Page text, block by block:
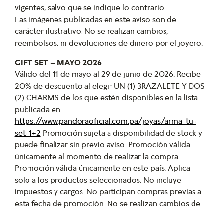
vigentes, salvo que se indique lo contrario.
Las imágenes publicadas en este aviso son de
carácter ilustrativo. No se realizan cambios,
reembolsos, ni devoluciones de dinero por el joyero.
GIFT SET – MAYO 2026
Válido del 11 de mayo al 29 de junio de 2026. Recibe
20% de descuento al elegir UN (1) BRAZALETE Y DOS
(2) CHARMS de los que estén disponibles en la lista
publicada en
https://www.pandoraoficial.com.pa/joyas/arma-tu-
set-1+2 Promoción sujeta a disponibilidad de stock y
puede finalizar sin previo aviso. Promoción válida
únicamente al momento de realizar la compra.
Promoción válida únicamente en este país. Aplica
solo a los productos seleccionados. No incluye
impuestos y cargos. No participan compras previas a
esta fecha de promoción. No se realizan cambios de